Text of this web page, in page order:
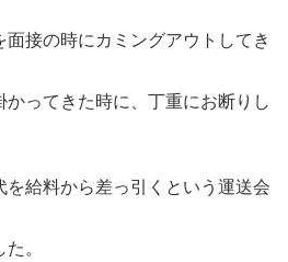
接の時にカミングアウトしてき
かってきた時に、丁重にお断りし
給料から差っ引くという運送会
。